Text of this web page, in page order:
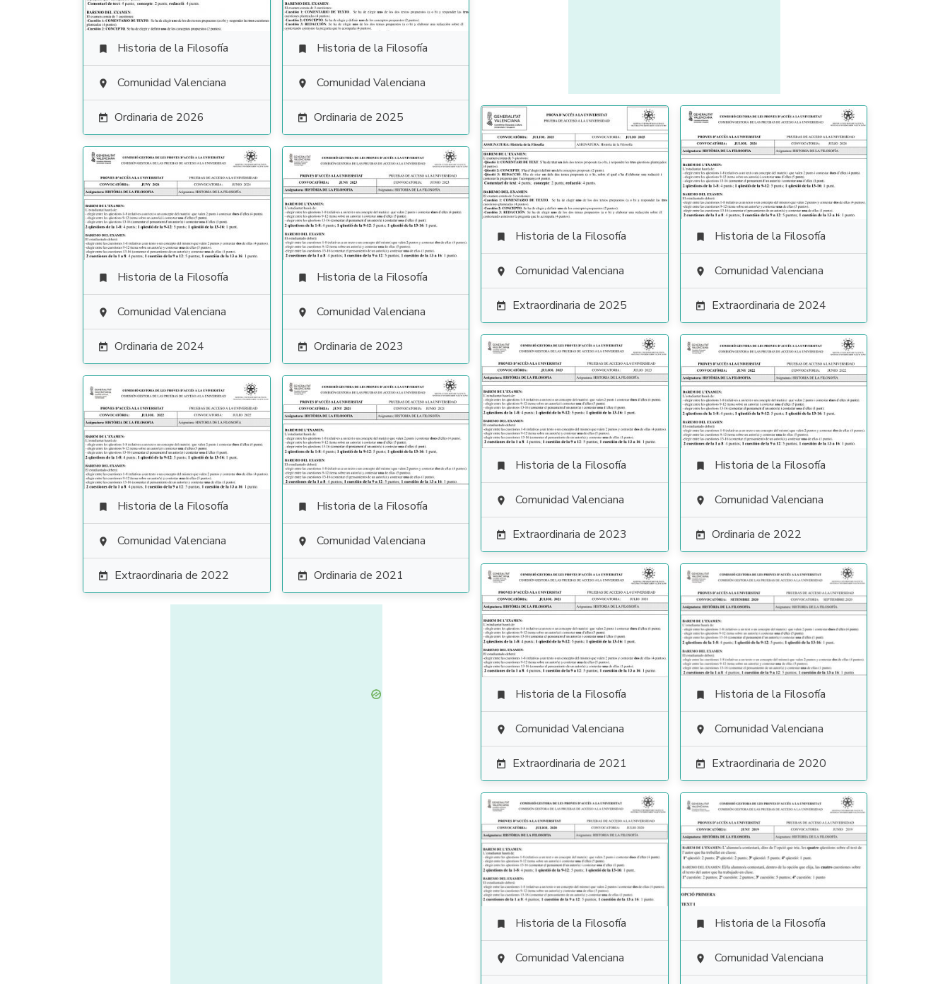
 Historia de la Filosofía
 Comunidad Valenciana
 Ordinaria de 2026
 Historia de la Filosofía
 Comunidad Valenciana
 Ordinaria de 2025
 Historia de la Filosofía
 Comunidad Valenciana
 Extraordinaria de 2025
 Historia de la Filosofía
 Comunidad Valenciana
 Extraordinaria de 2024
 Historia de la Filosofía
 Comunidad Valenciana
 Ordinaria de 2024
 Historia de la Filosofía
 Comunidad Valenciana
 Ordinaria de 2023
 Historia de la Filosofía
 Comunidad Valenciana
 Extraordinaria de 2023
 Historia de la Filosofía
 Comunidad Valenciana
 Ordinaria de 2022
 Historia de la Filosofía
 Comunidad Valenciana
 Extraordinaria de 2022
 Historia de la Filosofía
 Comunidad Valenciana
 Ordinaria de 2021
 Historia de la Filosofía
 Comunidad Valenciana
 Extraordinaria de 2021
 Historia de la Filosofía
 Comunidad Valenciana
 Extraordinaria de 2020
 Historia de la Filosofía
 Comunidad Valenciana
 Historia de la Filosofía
 Comunidad Valenciana